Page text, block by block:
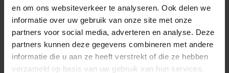
en om ons websiteverkeer te analyseren. Ook delen we
informatie over uw gebruik van onze site met onze
partners voor social media, adverteren en analyse. Deze
partners kunnen deze gegevens combineren met andere
informatie die u aan ze heeft verstrekt of die ze hebben
verzameld op basis van uw gebruik van hun services.
6
Nov